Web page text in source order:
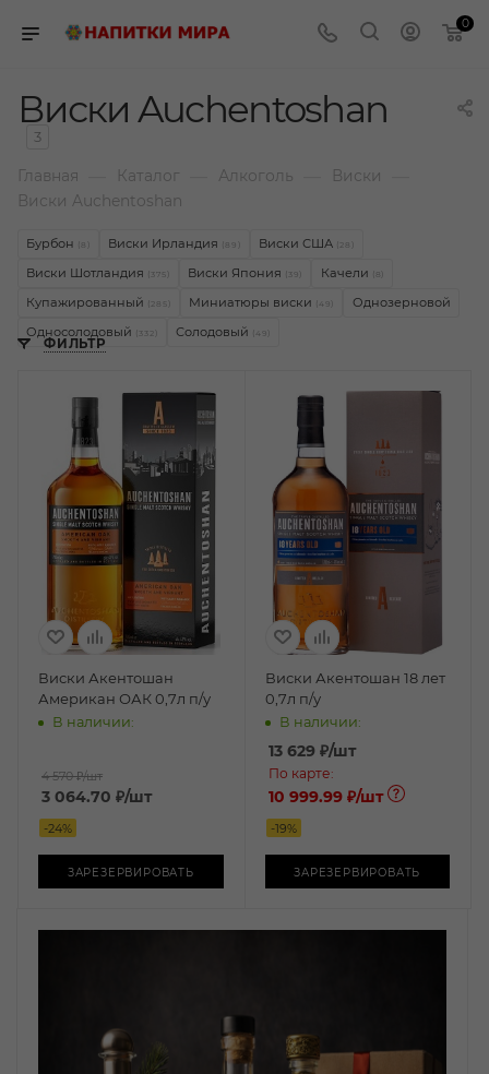
0
Виски Auchentoshan
3
Главная Каталог Алкоголь Виски
Виски Auchentoshan
Бурбон (8) Виски Ирландия (89) Виски США (28)
Виски Шотландия (375) Виски Япония (39) Качели (8)
Купажированный (285) Миниатюры виски (49)
Однозерновой
Односолодовый
(332) Солодовый (49)
ФИЛЬТР
Виски Акентошан
Американ ОАК 0,7л п/у
В наличии:
4 570 ₽/шт
3 064.70 ₽/шт
-24%
ЗАРЕЗЕРВИРОВАТЬ
Виски Акентошан 18 лет
0,7л п/у
В наличии:
13 629₽/шт
По карте:
10 999.99 ₽/шт
-19%
ЗАРЕЗЕРВИРОВАТЬ